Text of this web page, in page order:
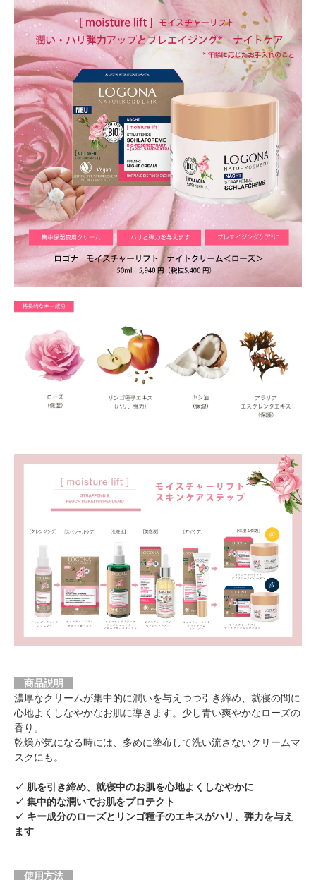
商品説明
濃厚なクリームが集中的に潤いを与えつつ引き締め、就寝の間に
心地よくしなやかなお肌に導きます。少し青い爽やかなローズの
香り。
乾燥が気になる時には、多めに塗布して洗い流さないクリームマ
スクにも。
✓ 肌を引き締め、就寝中のお肌を心地よくしなやかに
✓ 集中的な潤いでお肌をプロテクト
✓ キー成分のローズとリンゴ種子のエキスがハリ、弾力を与え
ます
使用方法